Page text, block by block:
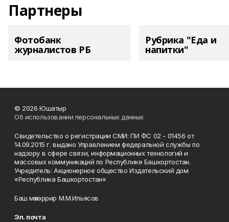
Партнеры
Фотобанк
журналистов РБ
Рубрика "Еда и
напитки"
© 2026 Юшатыр
Об использовании персональных данных
Свидетельство о регистрации СМИ: ПИ ФС 02 - 01456 от
14.09.2015 г. выдано Управлением федеральной службы по
надзору в сфере связи, информационных технологий и
массовых коммуникаций по Республике Башкортостан.
Учредитель: Акционерное общество Издательский дом
«Республика Башкортостан»
Баш мөхәррир М.М.Ильясов
Эл. почта